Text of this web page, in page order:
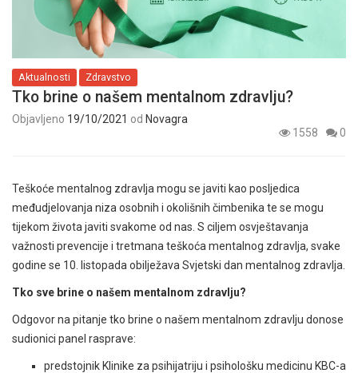
Aktualnosti Zdravstvo
Tko brine o našem mentalnom zdravlju?
Objavljeno 19/10/2021 od Novagra
1558
0
Teškoće mentalnog zdravlja mogu se javiti kao posljedica
međudjelovanja niza osobnih i okolišnih čimbenika te se mogu
tijekom života javiti svakome od nas. S ciljem osvještavanja
važnosti prevencije i tretmana teškoća mentalnog zdravlja, svake
godine se 10. listopada obilježava Svjetski dan mentalnog zdravlja.
Tko sve brine o našem mentalnom zdravlju?
Odgovor na pitanje tko brine o našem mentalnom zdravlju donose
sudionici panel rasprave:
predstojnik Klinike za psihijatriju i psihološku medicinu KBC-a